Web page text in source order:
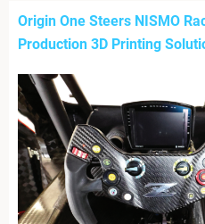
Origin One Steers NISMO
Production 3D Printing